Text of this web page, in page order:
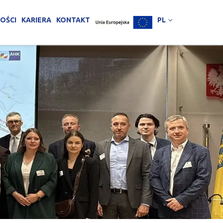
KARIERA KONTAKT PL